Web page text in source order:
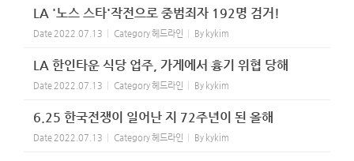
LA '노스 스타'작전으로 중범죄자 192명 검거!
Date 2022.07.13 Category헤드라인 By kykim
LA 한인타운 식당 업주, 가게에서 흉기 위협 당해
Date 2022.07.13 Category헤드라인 By kykim
6.25 한국전쟁이 일어난 지 72주년이 된 올해
Date 2022.07.13 Category헤드라인 By kykim